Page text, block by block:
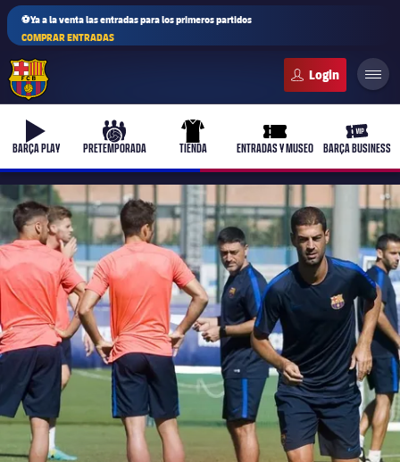
⚽Ya a la venta las entradas para los primeros partidos
COMPRAR ENTRADAS
b-play
BARÇA PLAY
culers-ball
PRETEMPORADA
uniform
TIENDA
ticket-full
ENTRADAS Y MUSEO
ticket-
BARÇA BUSINESS
plusicon
más